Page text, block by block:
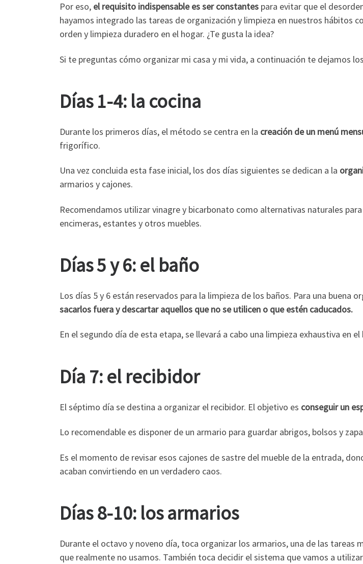
Por eso, el requisito indispensable es ser constantes para evitar que el
hayamos integrado las tareas de organización y limpieza en nuestros hábitos
orden y limpieza duradero en el hogar. ¿Te gusta la idea?
Si te preguntas cómo organizar mi casa y mi vida, a continuación te dejamos
Días 1-4: la cocina
Durante los primeros días, el método se centra en la creación de un menú
frigorífico.
Una vez concluida esta fase inicial, los dos días siguientes se dedican a la
armarios y cajones.
Recomendamos utilizar vinagre y bicarbonato como alternativas naturales
encimeras, estantes y otros muebles.
Días 5 y 6: el baño
Los días 5 y 6 están reservados para la limpieza de los baños. Para una buena
sacarlos fuera y descartar aquellos que no se utilicen o que estén caducados.
En el segundo día de esta etapa, se llevará a cabo una limpieza exhaustiva en
Día 7: el recibidor
El séptimo día se destina a organizar el recibidor. El objetivo es conseguir un
Lo recomendable es disponer de un armario para guardar abrigos, bolsos y
Es el momento de revisar esos cajones de sastre del mueble de la entrada,
acaban convirtiendo en un verdadero caos.
Días 8-10: los armarios
Durante el octavo y noveno día, toca organizar los armarios, una de las tareas
que realmente no usamos. También toca decidir el sistema que vamos a